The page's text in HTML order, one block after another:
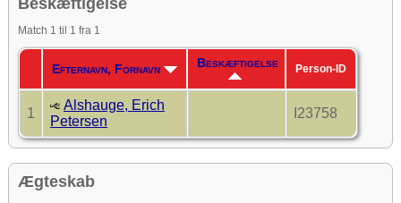
Match 1 til 1 fra 1
Efternavn, Fornavn Beskæftigelse Person-ID
1
Alshauge, Erich
Petersen
I23758
Ægteskab